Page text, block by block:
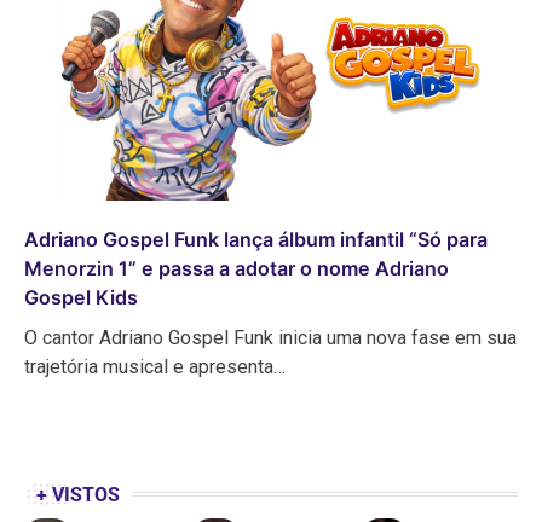
Adriano Gospel Funk lança álbum infantil “Só para
Menorzin 1” e passa a adotar o nome Adriano
Gospel Kids
O cantor Adriano Gospel Funk inicia uma nova fase em sua
trajetória musical e apresenta…
+ VISTOS